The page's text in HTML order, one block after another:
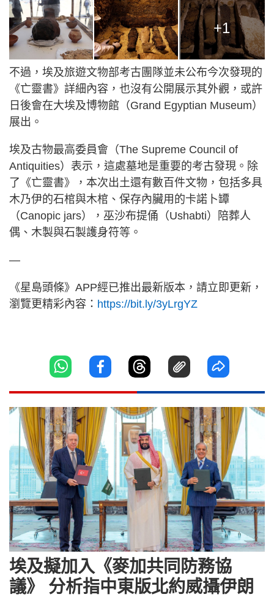
+1
不過，埃及旅遊文物部考古團隊並未公布今次發現的
《亡靈書》詳細內容，也沒有公開展示其外觀，或許
日後會在大埃及博物館（Grand Egyptian Museum）
展出。
埃及古物最高委員會（The Supreme Council of
Antiquities）表示，這處墓地是重要的考古發現。除
了《亡靈書》，本次出土還有數百件文物，包括多具
木乃伊的石棺與木棺、保存內臟用的卡諾卜罈
（Canopic jars），巫沙布提俑（Ushabti）陪葬人
偶、木製與石製護身符等。
—
《星島頭條》APP經已推出最新版本，請立即更新，
瀏覽更精彩內容： https://bit.ly/3yLrgYZ
埃及擬加入《麥加共同防務協
議》 分析指中東版北約威攝伊朗